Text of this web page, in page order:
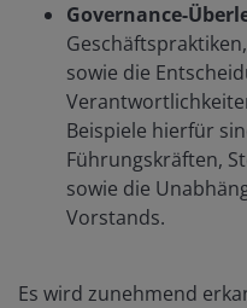
Governance-
sowie die
Beispiele hierfür
Führungskräften,
sowie die
Vorstands.
Es wird zunehmend